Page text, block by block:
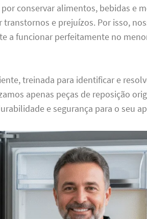
por conservar alimentos, bebidas e
e prejuízos. Por isso,
a funcionar perfeitamente no
treinada para identificar e
apenas peças de reposição
e segurança para o seu